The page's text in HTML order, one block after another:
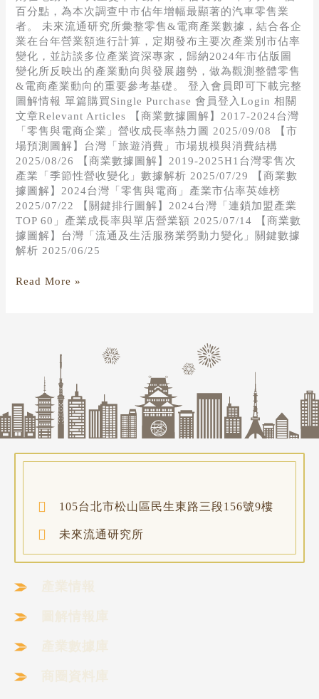
百分點，為本次調查中市佔年增幅最顯著的汽車零售業
者。 未來流通研究所彙整零售&電商產業數據，結合各企
業在台年營業額進行計算，定期發布主要次產業別市佔率
變化，並訪談多位產業資深專家，歸納2024年市佔版圖
變化所反映出的產業動向與發展趨勢，做為觀測整體零售
&電商產業動向的重要參考基礎。 登入會員即可下載完整
圖解情報 單篇購買Single Purchase 會員登入Login 相關
文章Relevant Articles 【商業數據圖解】2017-2024台灣
「零售與電商企業」營收成長率熱力圖 2025/09/08 【市
場預測圖解】台灣「旅遊消費」市場規模與消費結構
2025/08/26 【商業數據圖解】2019-2025H1台灣零售次
產業「季節性營收變化」數據解析 2025/07/29 【商業數
據圖解】2024台灣「零售與電商」產業市佔率英雄榜
2025/07/22 【關鍵排行圖解】2024台灣「連鎖加盟產業
TOP 60」產業成長率與單店營業額 2025/07/14 【商業數
據圖解】台灣「流通及生活服務業勞動力變化」關鍵數據
解析 2025/06/25
Read More »
105台北市松山區民生東路三段156號9樓
未來流通研究所